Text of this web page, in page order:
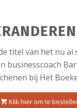
titel van het nu al
businesscoach
bij Het
Klik hier om te